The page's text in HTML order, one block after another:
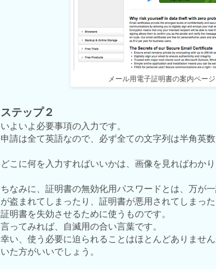
メール用電子証明書の案内ページ
ステップ２
いよいよ必要事項の入力です。
申請は全て英語なので、必ず全ての文字列は半角英数
どこに何を入力すればいいかは、画像を見ればわかり
ちなみに、証明書の無効化用パスワードとは、万が
が盗まれてしまったり、証明書が悪用されてしまっ
証明書を失効させるために使うものです。
言ってみれば、自滅用の合い言葉です。
幸い、使う必要に迫られることはほとんどありませ
いた方がいいでしょう。